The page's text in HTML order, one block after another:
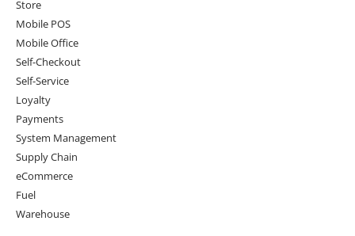
Store
Mobile POS
Mobile Office
Self-Checkout
Self-Service
Loyalty
Payments
System Management
Supply Chain
eCommerce
Fuel
Warehouse